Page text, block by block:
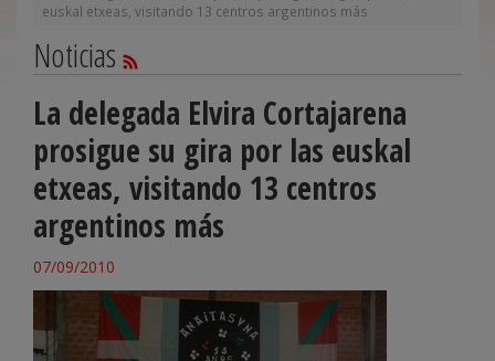
euskal etxeas, visitando 13 centros argentinos más
Noticias
La delegada Elvira Cortajarena
prosigue su gira por las euskal
etxeas, visitando 13 centros
argentinos más
07/09/2010